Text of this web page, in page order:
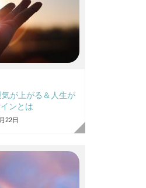
が上がる＆人生が
ンとは
22日